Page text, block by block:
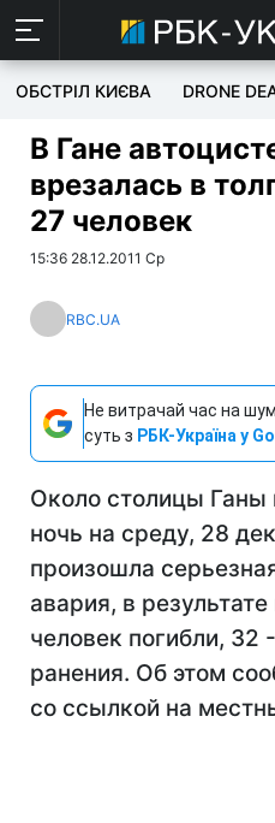
ОБСТРІЛ КИЄВА DRONE
В Гане
врезалась в
27 человек
15:36 28.12.2011 Ср
RBC.UA
Не витрачай час на
суть з РБК-Україна у
Около столицы Ганы
ночь на среду, 28
произошла
авария, в
человек погибли, 32
ранения. Об этом
со ссылкой на